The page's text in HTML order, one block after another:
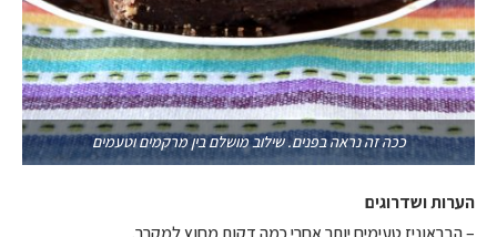
ככה זה נראה בפנים. שילוב מושלם בין מרקמים וטעמים
הערות ושדרוגים